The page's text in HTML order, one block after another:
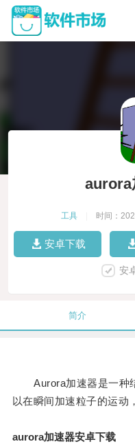
aurora
工具 时间：
安卓下载
安
简介
Aurora加速器是一种
以在瞬间加速粒子的运动
aurora加速器安卓下载